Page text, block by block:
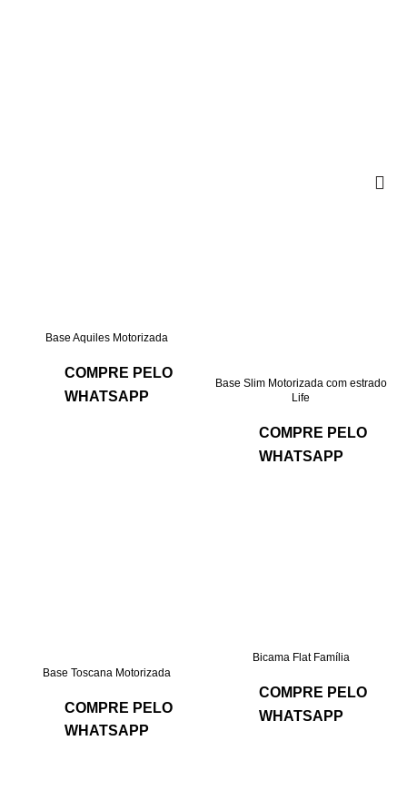
Base Aquiles Motorizada
COMPRE PELO
WHATSAPP
Base Slim Motorizada com estrado
Life
COMPRE PELO
WHATSAPP
Base Toscana Motorizada
COMPRE PELO
WHATSAPP
Bicama Flat Família
COMPRE PELO
WHATSAPP